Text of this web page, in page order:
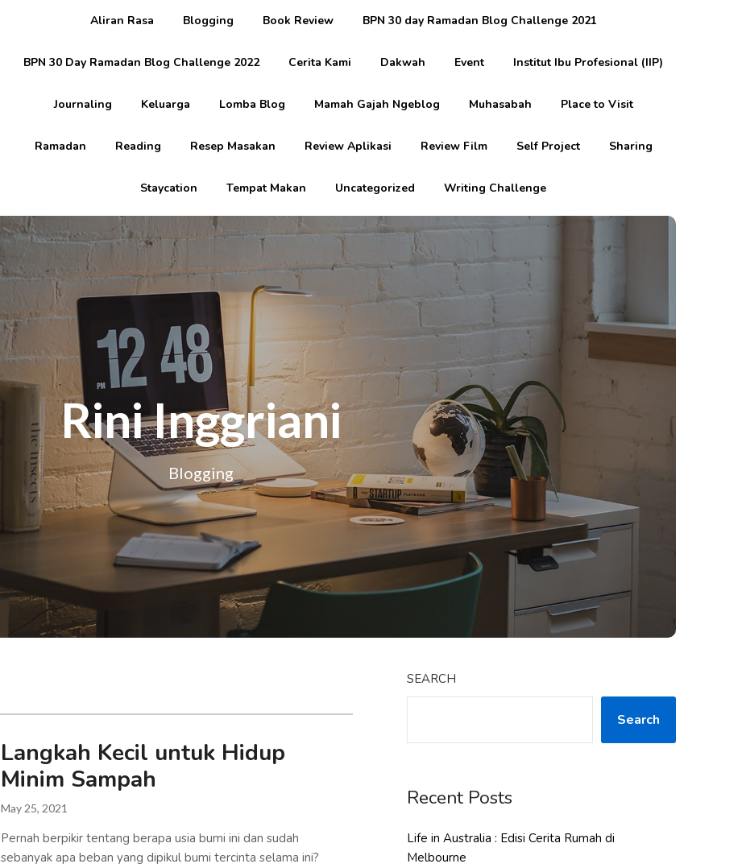
Aliran Rasa Blogging Book Review BPN 30 day Ramadan Blog Challenge 2021
BPN 30 Day Ramadan Blog Challenge 2022 Cerita Kami Dakwah Event Institut Ibu Profesional (IIP)
Journaling Keluarga Lomba Blog Mamah Gajah Ngeblog Muhasabah Place to Visit
Ramadan Reading Resep Masakan Review Aplikasi Review Film Self Project Sharing
Staycation Tempat Makan Uncategorized Writing Challenge
Rini Inggriani
Blogging
Langkah Kecil untuk Hidup
Minim Sampah
May 25, 2021
Pernah berpikir tentang berapa usia bumi ini dan sudah
sebanyak apa beban yang dipikul bumi tercinta selama ini?
SEARCH
Search
Recent Posts
Life in Australia : Edisi Cerita Rumah di
Melbourne